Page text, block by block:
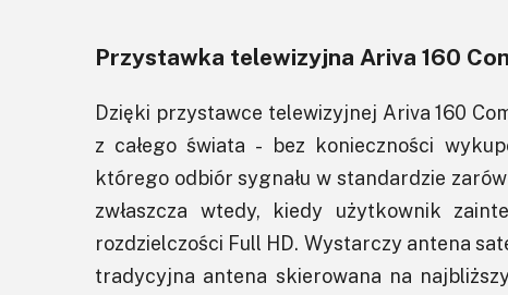
Przystawka telewizyjna Ariva 160
Dzięki przystawce telewizyjnej Ariva 160
z całego świata - bez konieczności
którego odbiór sygnału w standardzie
zwłaszcza wtedy, kiedy użytkownik
rozdzielczości Full HD. Wystarczy antena
tradycyjna antena skierowana na